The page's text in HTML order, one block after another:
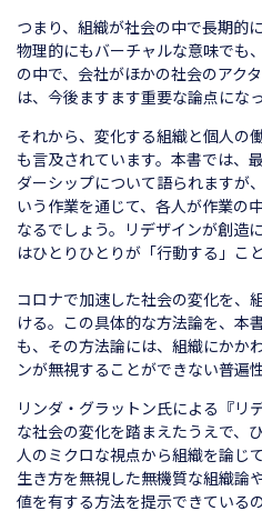
つまり、組織が社会の中で長期的
物理的にもバーチャルな意味でも
の中で、会社がほかの社会のアク
は、今後ますます重要な論点にな
それから、変化する組織と個人の
も言及されています。本書では、
ダーシップについて語られますが
いう作業を通じて、各人が作業の
なるでしょう。リデザインが創造
はひとりひとりが「行動する」こ
コロナで加速した社会の変化を、
ける。この具体的な方法論を、本
も、その方法論には、組織にかか
ンが無視することができない普遍
リンダ・グラットン氏による『リ
な社会の変化を踏まえたうえで、
人のミクロな視点から組織を論じ
生き方を無視した無機質な組織論
値を有する方法を提示できている